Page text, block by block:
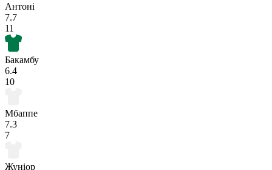
Антоні
7.7
11
Бакамбу
6.4
10
Мбаппе
7.3
7
Жуніор